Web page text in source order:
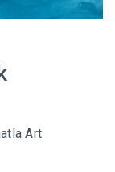
Art